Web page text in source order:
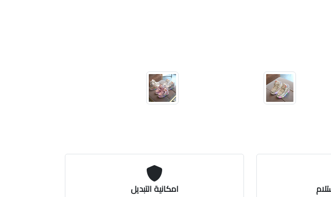
امكانية التبديل